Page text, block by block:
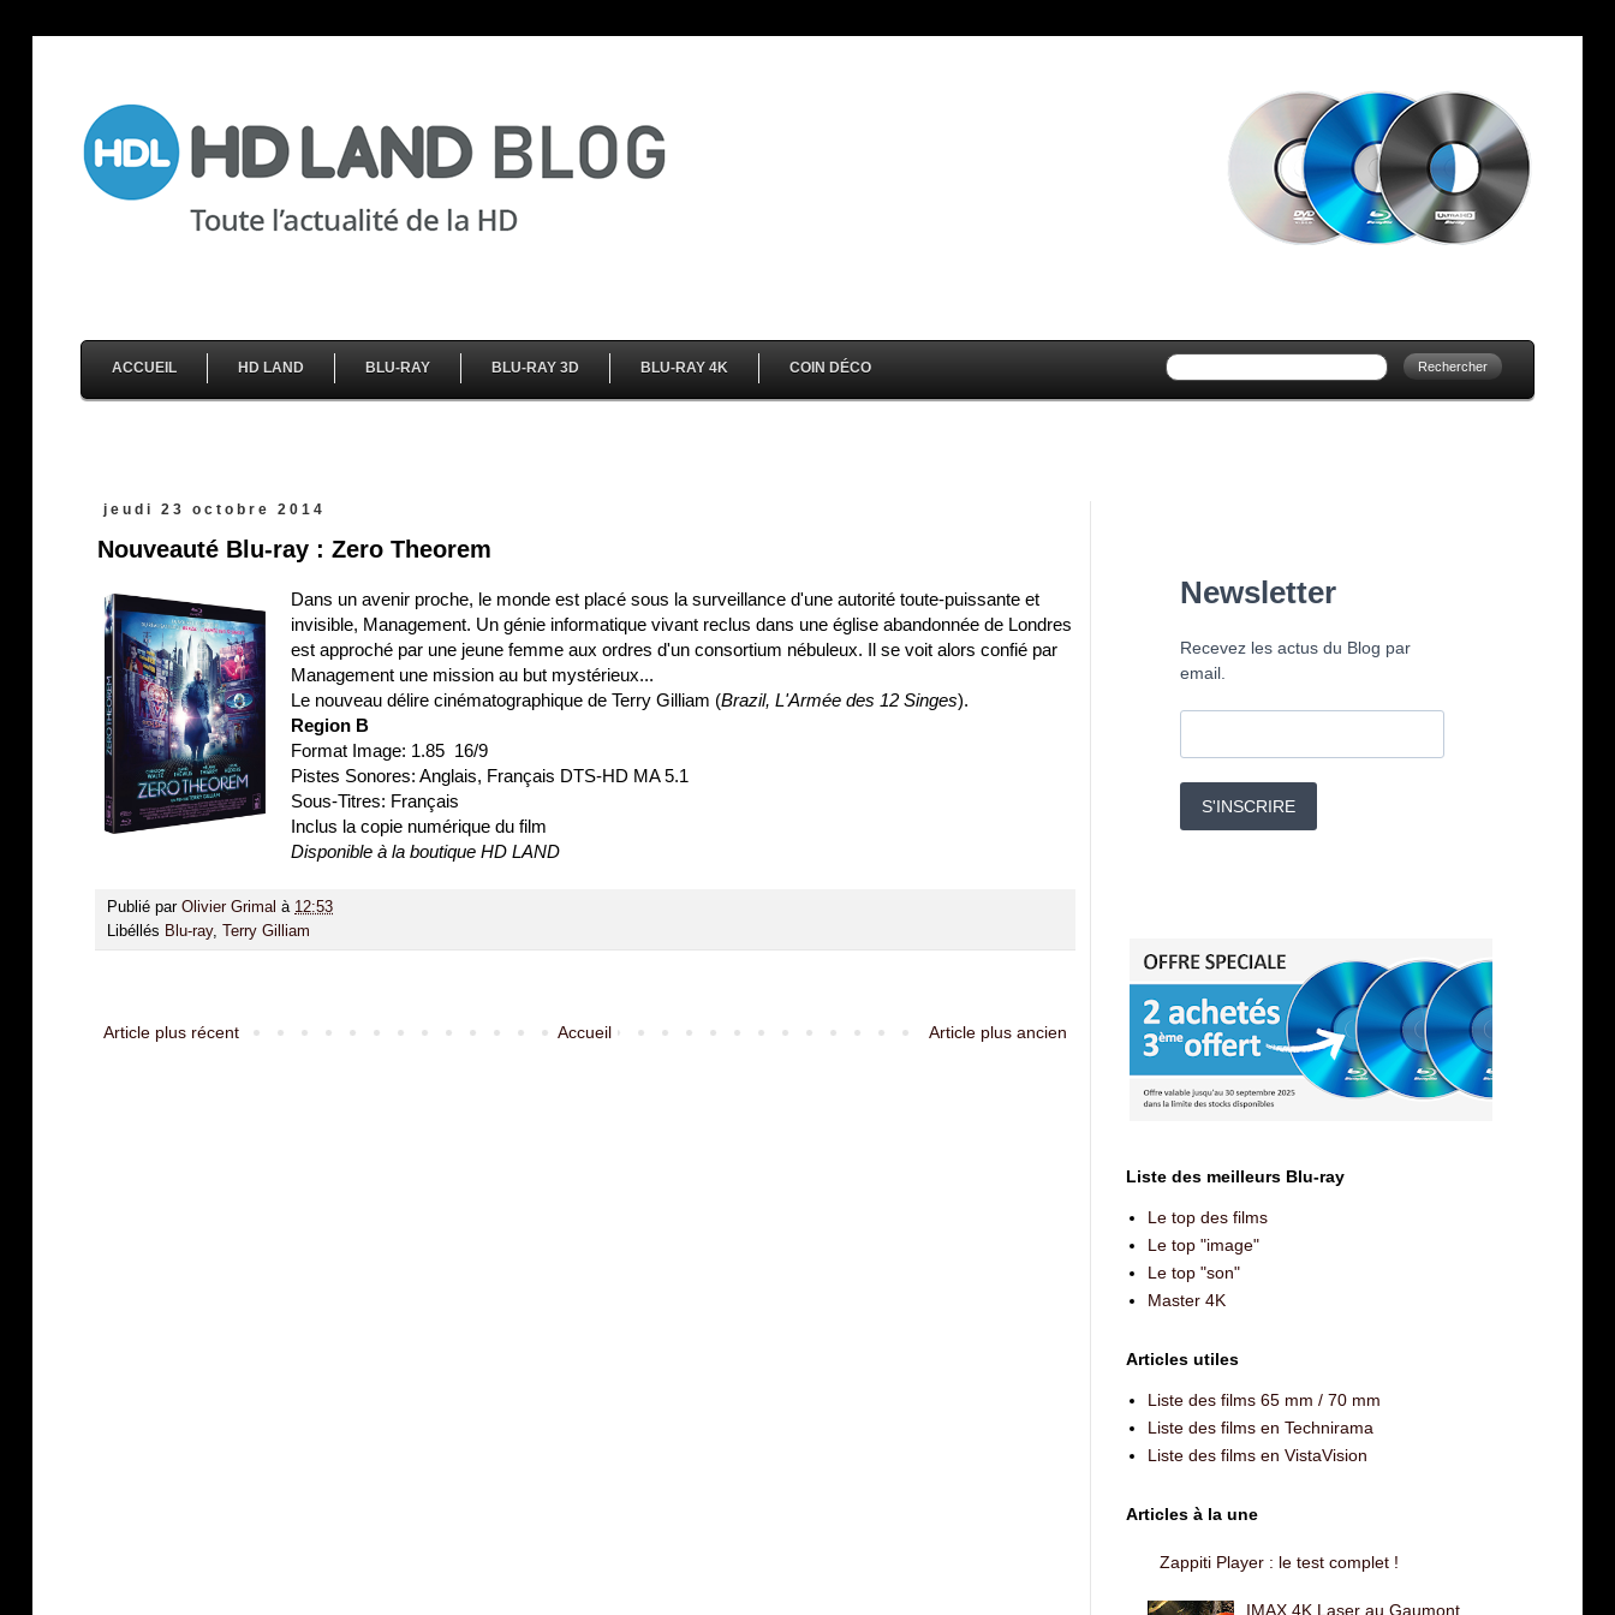
ACCUEIL HD LAND BLU-RAY BLU-RAY 3D BLU-RAY 4K COIN DÉCO
jeudi 23 octobre 2014
Nouveauté Blu-ray : Zero Theorem
Dans un avenir proche, le monde est placé sous la surveillance d'une autorité toute-puissante et
invisible, Management. Un génie informatique vivant reclus dans une église abandonnée de Londres
est approché par une jeune femme aux ordres d'un consortium nébuleux. Il se voit alors confié par
Management une mission au but mystérieux...
Le nouveau délire cinématographique de Terry Gilliam (Brazil, L'Armée des 12 Singes).
Region B
Format Image: 1.85 16/9
Pistes Sonores: Anglais, Français DTS-HD MA 5.1
Sous-Titres: Français
Inclus la copie numérique du film
Disponible à la boutique HD LAND
Publié par Olivier Grimal à 12:53
Libéllés Blu-ray, Terry Gilliam
Article plus récent Article plus ancien
Accueil
Newsletter
Recevez les actus du Blog par
email.
S'INSCRIRE
Liste des meilleurs Blu-ray
Le top des films
Le top "image"
Le top "son"
Master 4K
Articles utiles
Liste des films 65 mm / 70 mm
Liste des films en Technirama
Liste des films en VistaVision
Articles à la une
Zappiti Player : le test complet !
IMAX 4K Laser au Gaumont